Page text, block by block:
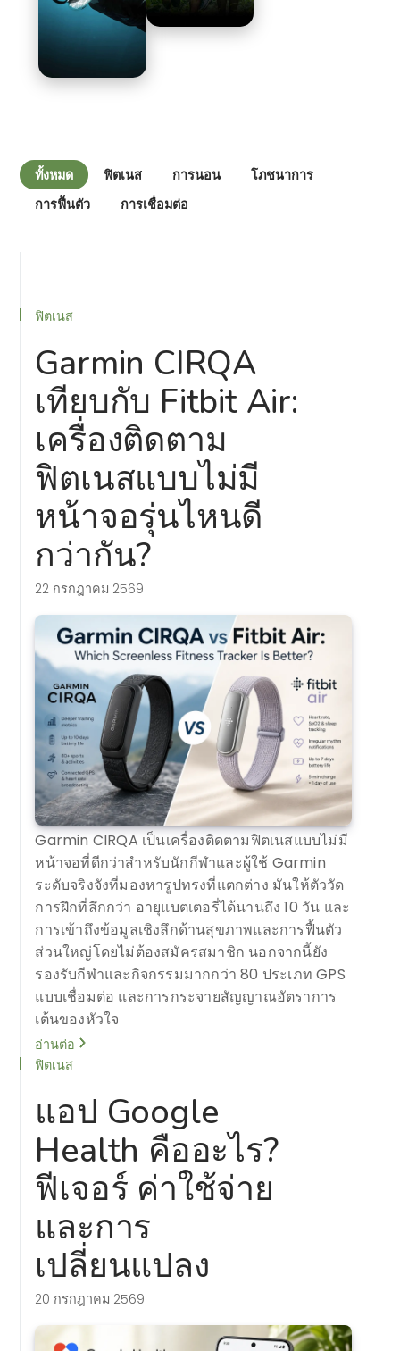
ทั้งหมด ฟิตเนส การนอน
โภชนาการ
การฟื้นตัว
การเชื่อมต่อ
ฟิตเนส
Garmin CIRQA
เทียบกับ Fitbit Air:
เครื่องติดตาม
ฟิตเนสแบบไม่มี
หน้าจอรุ่นไหนดี
กว่ากัน?
22 กรกฎาคม 2569
Garmin CIRQA เป็นเครื่องติดตามฟิตเนสแบบไม่มี
หน้าจอที่ดีกว่าสำหรับนักกีฬาและผู้ใช้ Garmin
ระดับจริงจังที่มองหารูปทรงที่แตกต่าง มันให้ตัววัด
การฝึกที่ลึกกว่า อายุแบตเตอรี่ได้นานถึง 10 วัน และ
การเข้าถึงข้อมูลเชิงลึกด้านสุขภาพและการฟื้นตัว
ส่วนใหญ่โดยไม่ต้องสมัครสมาชิก นอกจากนี้ยัง
รองรับกีฬาและกิจกรรมมากกว่า 80 ประเภท GPS
แบบเชื่อมต่อ และการกระจายสัญญาณอัตราการ
เต้นของหัวใจ
อ่านต่อ
ฟิตเนส
แอป Google
Health คืออะไร?
ฟีเจอร์ ค่าใช้จ่าย
และการ
เปลี่ยนแปลง
20 กรกฎาคม 2569